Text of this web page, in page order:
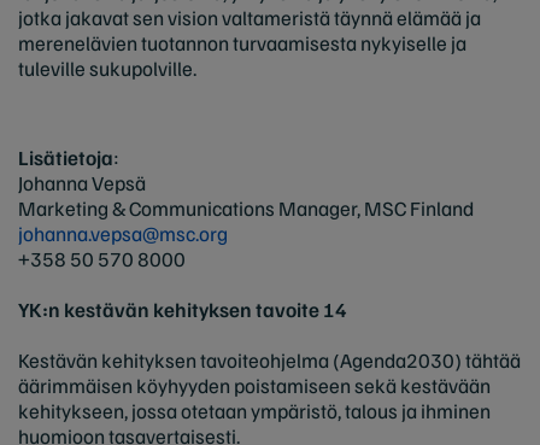
jotka jakavat sen vision valtameristä täynnä elämää ja
merenelävien tuotannon turvaamisesta nykyiselle ja
tuleville sukupolville.
Lisätietoja:
Johanna Vepsä
Marketing & Communications Manager, MSC Finland
johanna.vepsa@msc.org
+358 50 570 8000
YK:n kestävän kehityksen tavoite 14
Kestävän kehityksen tavoiteohjelma (Agenda2030) tähtää
äärimmäisen köyhyyden poistamiseen sekä kestävään
kehitykseen, jossa otetaan ympäristö, talous ja ihminen
huomioon tasavertaisesti.